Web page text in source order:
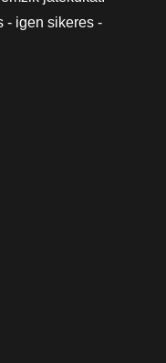
- igen sikeres -